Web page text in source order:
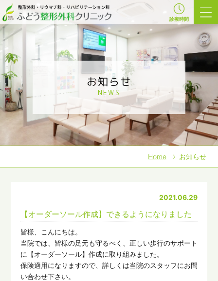
診療時間
お知らせ
NEWS
Home お知らせ
2021.06.29
【オーダーソール作成】できるようになりました
皆様、こんにちは。
当院では、皆様の足元も守るべく、正しい歩行のサポート
に【オーダーソール】作成に取り組みました。
保険適用になりますので、詳しくは当院のスタッフにお問
い合わせ下さい。